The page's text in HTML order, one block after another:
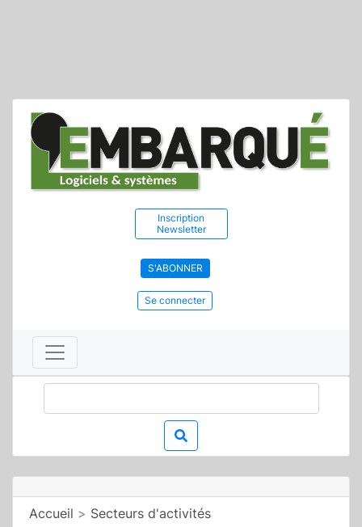
Inscription
Newsletter
S'ABONNER
Se connecter
Accueil > Secteurs d'activités